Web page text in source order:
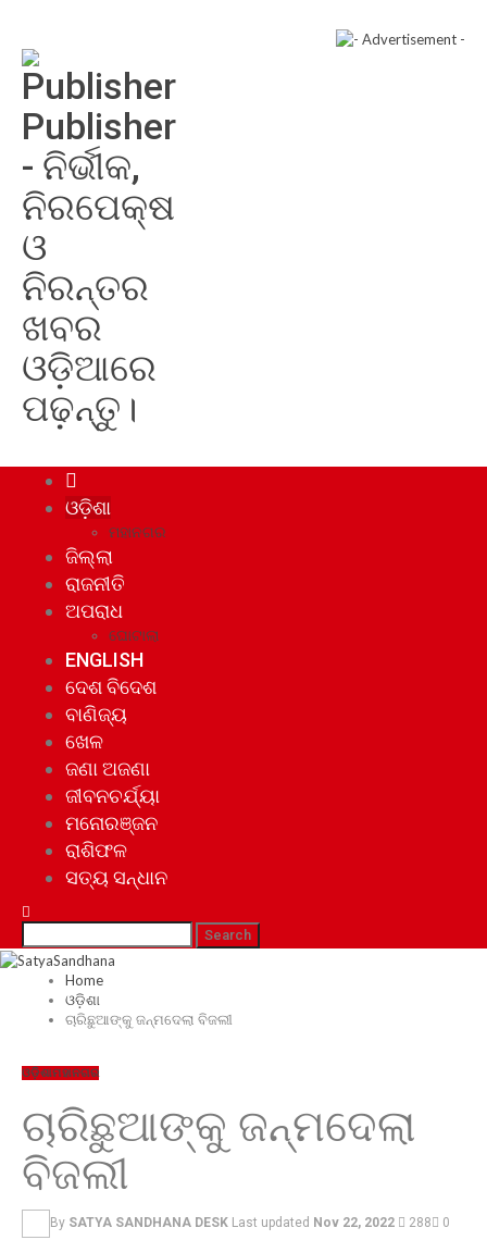
Publisher
- ନିର୍ଭୀକ,
ନିରପେକ୍ଷ
ଓ
ନିରନ୍ତର
ଖବର
ଓଡ଼ିଆରେ
ପଢ଼ନ୍ତୁ।
ଓଡ଼ିଶା
ମହାନଗର
ଜିଲ୍ଲା
ରାଜନୀତି
ଅପରାଧ
ଘୋଟାଲା
ENGLISH
ଦେଶ ବିଦେଶ
ବାଣିଜ୍ୟ
ଖେଳ
ଜଣା ଅଜଣା
ଜୀବନଚର୍ଯ୍ୟା
ମନୋରଞ୍ଜନ
ରାଶିଫଳ
ସତ୍ୟ ସନ୍ଧାନ
Home
ଓଡ଼ିଶା
ଚାରିଛୁଆଙ୍କୁ ଜନ୍ମଦେଲା ବିଜଲୀ
ଓଡ଼ିଶାମହାନଗର
ଚାରିଛୁଆଙ୍କୁ ଜନ୍ମଦେଲା
ବିଜଲୀ
By SATYA SANDHANA DESK Last updated Nov 22, 2022 288 0